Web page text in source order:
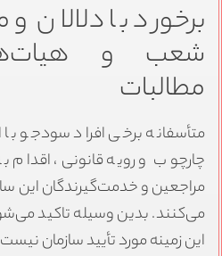
برخورد با دلالان
شعب و
مطالبات
متأسفانه برخی افراد سودجو با
چارچوب و رویه قانونی، اقدام
مراجعین و خدمت‌گیرندگان این
می‌کنند. بدین وسیله تاکید
این زمینه مورد تأیید سازمان